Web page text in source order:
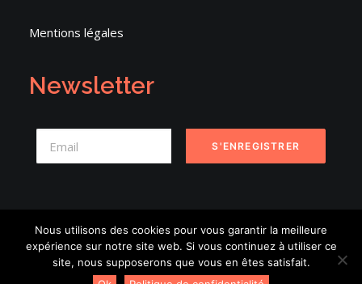
Mentions légales
Newsletter
© 2026 Danse en Seine. | Tous droits réservés.
Nous utilisons des cookies pour vous garantir la meilleure
expérience sur notre site web. Si vous continuez à utiliser ce
site, nous supposerons que vous en êtes satisfait.